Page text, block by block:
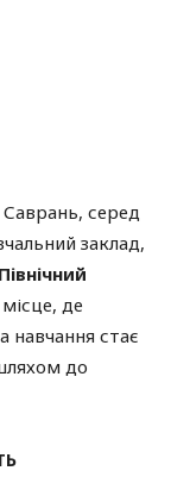
серед
заклад,
Північний
де
навчання стає
до